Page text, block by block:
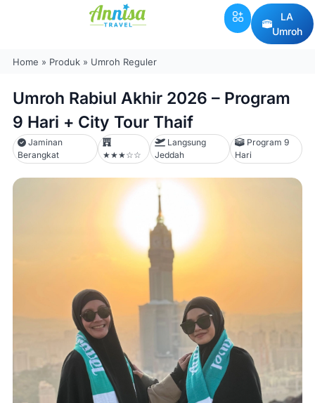
LA
Umroh
Home » Produk » Umroh Reguler
Umroh Rabiul Akhir 2026 – Program
9 Hari + City Tour Thaif
Jaminan
Berangkat
★★★☆☆
Langsung
Jeddah
Program 9
Hari